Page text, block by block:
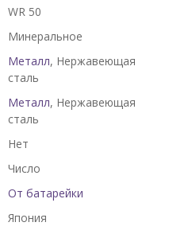
WR 50
Минеральное
Металл, Нержавеющая
сталь
Металл, Нержавеющая
сталь
Нет
Число
От батарейки
Япония